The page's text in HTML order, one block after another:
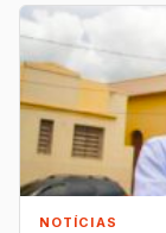
NOTÍCIAS